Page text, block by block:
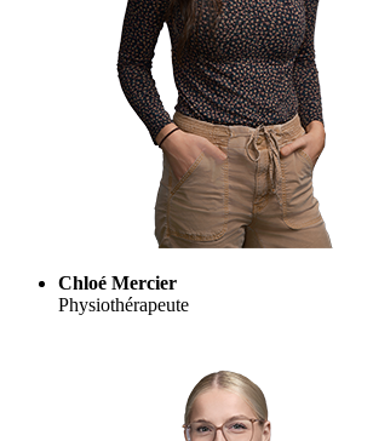
Chloé Mercier
Physiothérapeute